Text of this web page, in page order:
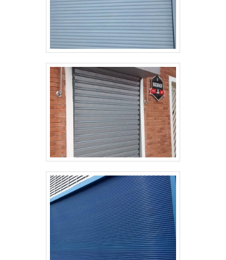
outros acessórios para atender ainda mais
suas necessidades.O portão automático
basculante preço pode sofrer alterações se
for automatizado, por exemplo, que trará
mais conforto e segurança para sua casa ou
empresa, pois será necessário acrescentar
ao valor inicial do portão o custo com o motor
e outras peças e necessárias